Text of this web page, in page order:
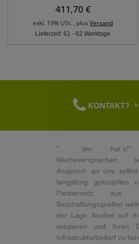
411,70 €
exkl. 19% USt. , plus Versand
Lieferzeit: 61 - 62 Werktage
KONTAKT?
"... der
Werbeversprechen,
Anspruch an uns
langjährig geknüpftes
Partnernetz aus
Beschaffungsquellen
der Lage flexibel auf
reagieren und Ihren
Infrastrukturbedarf zu